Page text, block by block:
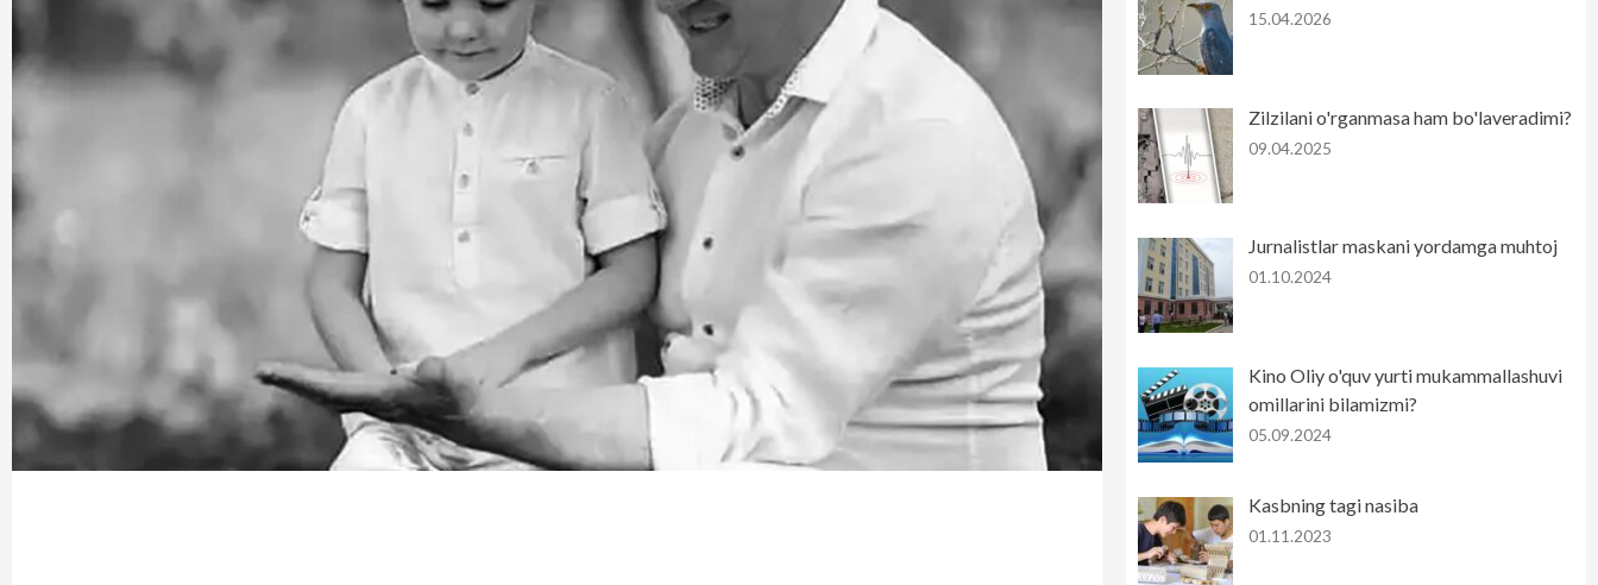
15.04.2026
Zilzilani o'rganmasa ham bo'laveradimi?
09.04.2025
Jurnalistlar maskani yordamga muhtoj
01.10.2024
Kino Oliy o'quv yurti mukammallashuvi
omillarini bilamizmi?
05.09.2024
Kasbning tagi nasiba
01.11.2023